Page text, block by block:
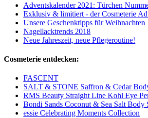
Adventskalender 2021: Türchen
Exklusiv & limitiert - der Cosmeterie
Unsere Geschenktipps für Weihnachten
Nagellacktrends 2018
Neue Jahreszeit, neue Pflegeroutine!
Cosmeterie entdecken:
FASCENT
SALT & STONE Saffron & Cedar
RMS Beauty Straight Line Kohl Eye
Bondi Sands Coconut & Sea Salt Body
essie Celebrating Moments Collection